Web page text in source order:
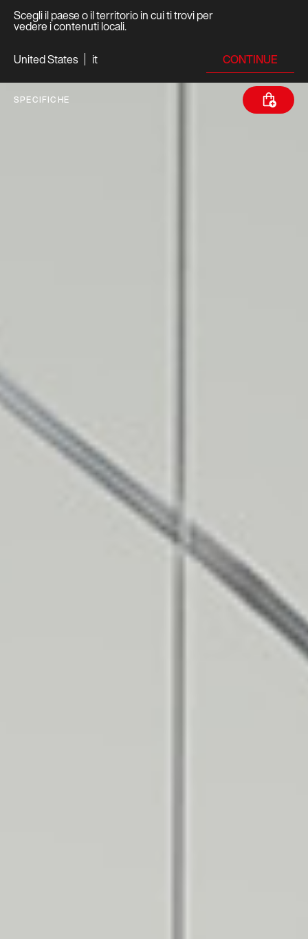
Scegli il paese o il territorio in cui ti trovi per
vedere i contenuti locali.
United States
it CONTINUE
SPECIFICHE